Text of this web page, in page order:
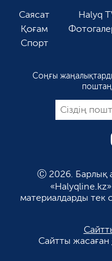
Саясат
Қоғам
Спорт
Halyq
Соңғы
Ⓒ 2026. Барлық
материалдарды тек
Сайтты жасаған